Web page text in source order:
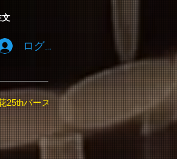
文
ログイン
25thバース